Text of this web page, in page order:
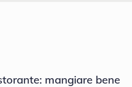
mangiare bene